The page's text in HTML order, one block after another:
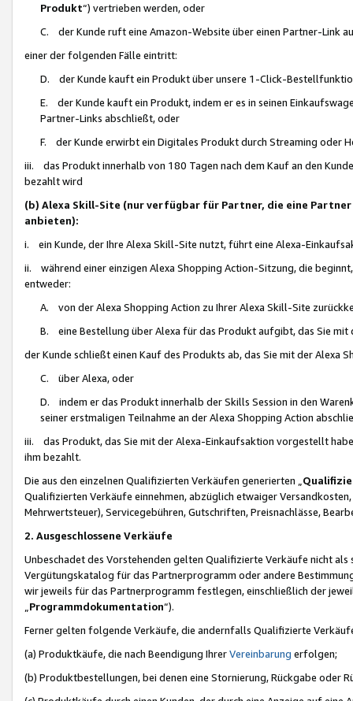
Produkt“) vertrieben werden, oder
C. der Kunde ruft eine Amazon-Website über einen Partner-Link
einer der folgenden Fälle eintritt:
D. der Kunde kauft ein Produkt über unsere 1-Click-
E. der Kunde kauft ein Produkt, indem er es in seinen
Partner-Links abschließt, oder
F. der Kunde erwirbt ein Digitales Produkt durch Streaming oder
iii. das Produkt innerhalb von 180 Tagen nach dem Kauf an den
bezahlt wird
(b) Alexa Skill-Site (nur verfügbar für Partner, die eine
anbieten):
i. ein Kunde, der Ihre Alexa Skill-Site nutzt, führt eine Alexa-
ii. während einer einzigen Alexa Shopping Action-Sitzung, die
entweder:
A. von der Alexa Shopping Action zu Ihrer Alexa Skill-Site
B. eine Bestellung über Alexa für das Produkt aufgibt, das Sie mit
der Kunde schließt einen Kauf des Produkts ab, das Sie mit der Alexa
C. über Alexa, oder
D. indem er das Produkt innerhalb der Skills Session in den
seiner erstmaligen Teilnahme an der Alexa Shopping Action
iii. das Produkt, das Sie mit der Alexa-Einkaufsaktion vorgestellt
ihm bezahlt.
Die aus den einzelnen Qualifizierten Verkäufen generierten „
Qualifizierten Verkäufe einnehmen, abzüglich etwaiger
Mehrwertsteuer), Servicegebühren, Gutschriften, Preisnachlässe,
2. Ausgeschlossene Verkäufe
Unbeschadet des Vorstehenden gelten Qualifizierte Verkäufe nicht
Vergütungskatalog für das Partnerprogramm oder andere
wir jeweils für das Partnerprogramm festlegen, einschließlich der
Programmdokumentation“).
Ferner gelten folgende Verkäufe, die andernfalls Qualifizierte
(a) Produktkäufe, die nach Beendigung IhrerVereinbarung erfolgen;
(b) Produktbestellungen, bei denen eine Stornierung, Rückgabe oder